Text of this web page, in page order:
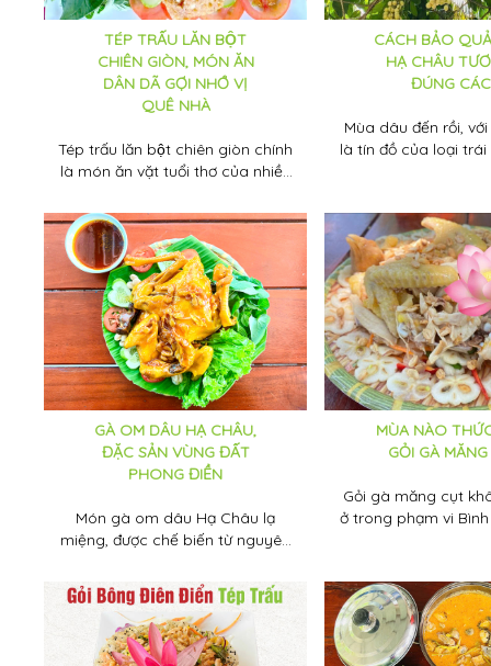
TÉP TRẤU LĂN BỘT
CHIÊN GIÒN, MÓN ĂN
DÂN DÃ GỢI NHỚ VỊ
QUÊ NHÀ
Tép trấu lăn bột chiên giòn chính
là món ăn vặt tuổi thơ của nhiều
miền Tây.
CÁCH BẢO
HẠ CHÂU
ĐÚNG
Mùa dâu đến rồi,
là tín đồ của loại trái
ngọt thanh. Nhưng
cách bảo quản để
lâu để dùng dần
Tuấn Tường tham
cách bên
GÀ OM DÂU HẠ CHÂU,
ĐẶC SẢN VÙNG ĐẤT
PHONG ĐIỀN
Món gà om dâu Hạ Châu lạ
miệng, được chế biến từ nguyên
Châu. Đây là món ngon khiến du
khách phải trầm trồ khen ngợi
khi khám phá ẩm thực Cần Thơ.
MÙA NÀO
GỎI GÀ
Gỏi gà măng cụt
ở trong phạm vi Bình
Đến Tuấn Tường
nghiệm tự tay hái
để cùng bếp chế
ngay món ăn "gây